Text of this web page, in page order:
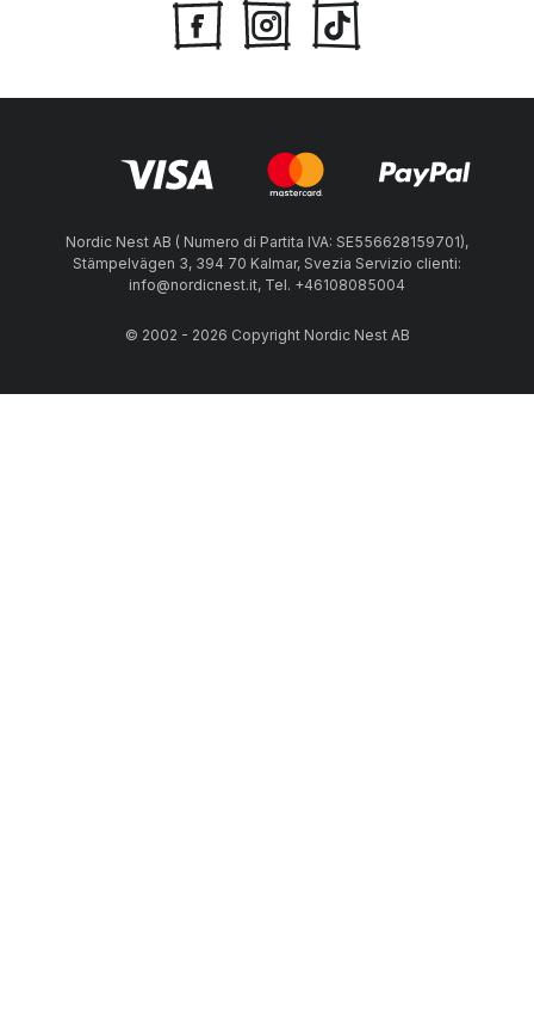
Nordic Nest AB ( Numero di Partita IVA: SE556628159701),
Stämpelvägen 3, 394 70 Kalmar, Svezia Servizio clienti:
info@nordicnest.it, Tel. +46108085004
© 2002 - 2026 Copyright Nordic Nest AB